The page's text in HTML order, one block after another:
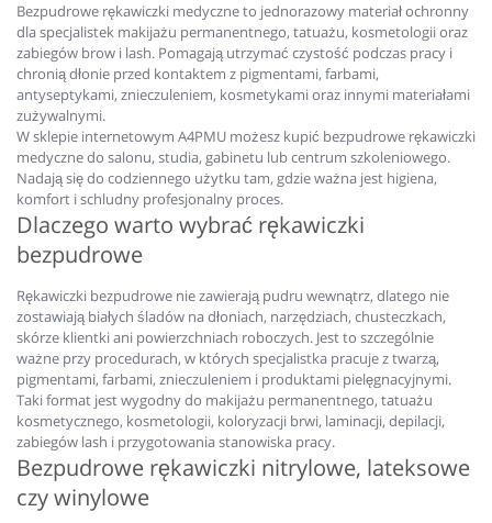
Bezpudrowe rękawiczki medyczne to jednorazowy materiał ochronny
dla specjalistek makijażu permanentnego, tatuażu, kosmetologii oraz
zabiegów brow i lash. Pomagają utrzymać czystość podczas pracy i
chronią dłonie przed kontaktem z pigmentami, farbami,
antyseptykami, znieczuleniem, kosmetykami oraz innymi materiałami
zużywalnymi.
W sklepie internetowym A4PMU możesz kupić bezpudrowe rękawiczki
medyczne do salonu, studia, gabinetu lub centrum szkoleniowego.
Nadają się do codziennego użytku tam, gdzie ważna jest higiena,
komfort i schludny profesjonalny proces.
Dlaczego warto wybrać rękawiczki
bezpudrowe
Rękawiczki bezpudrowe nie zawierają pudru wewnątrz, dlatego nie
zostawiają białych śladów na dłoniach, narzędziach, chusteczkach,
skórze klientki ani powierzchniach roboczych. Jest to szczególnie
ważne przy procedurach, w których specjalistka pracuje z twarzą,
pigmentami, farbami, znieczuleniem i produktami pielęgnacyjnymi.
Taki format jest wygodny do makijażu permanentnego, tatuażu
kosmetycznego, kosmetologii, koloryzacji brwi, laminacji, depilacji,
zabiegów lash i przygotowania stanowiska pracy.
Bezpudrowe rękawiczki nitrylowe, lateksowe
czy winylowe